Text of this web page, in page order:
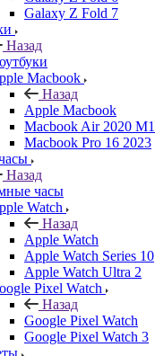
Galaxy Z Fold 7
Назад
Macbook
Назад
Apple Macbook
Macbook Air 2020 M1
Macbook Pro 16 2023
Назад
часы
Watch
Назад
Apple Watch
Apple Watch Series 10
Apple Watch Ultra 2
Pixel Watch
Назад
Google Pixel Watch
Google Pixel Watch 3